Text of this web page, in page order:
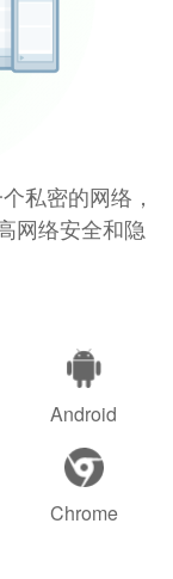
私密的网络，
网络安全和隐
Android
Chrome